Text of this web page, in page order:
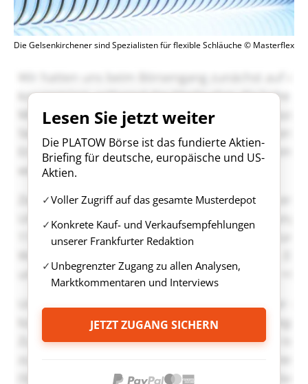
Die Gelsenkirchener sind Spezialisten für flexible Schläuche © Masterflex
Lesen Sie jetzt weiter
Die PLATOW Börse ist das fundierte Aktien-
Briefing für deutsche, europäische und US-
Aktien.
Voller Zugriff auf das gesamte Musterdepot
Konkrete Kauf- und Verkaufsempfehlungen
unserer Frankfurter Redaktion
Unbegrenzter Zugang zu allen Analysen,
Marktkommentaren und Interviews
JETZT ZUGANG SICHERN